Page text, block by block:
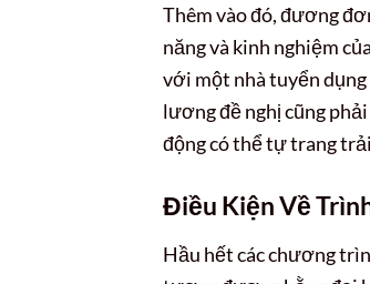
Thêm vào đó, đương
năng và kinh nghiệm
với một nhà tuyển
lương đề nghị cũng
động có thể tự trang trải
Điều Kiện Về
Hầu hết các chương